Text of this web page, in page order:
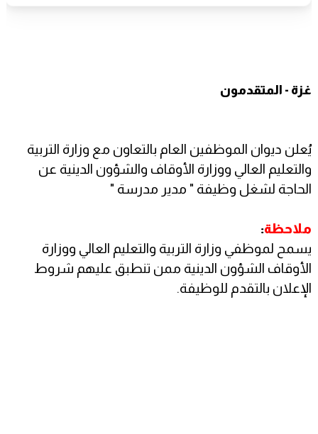
غزة - المتقدمون
يُعلن ديوان الموظفين العام بالتعاون مع وزارة التربية
والتعليم العالي ووزارة الأوقاف والشؤون الدينية عن
الحاجة لشغل وظيفة " مدير مدرسة "
ملاحظة:
يسمح لموظفي وزارة التربية والتعليم العالي ووزارة
الأوقاف الشؤون الدينية ممن تنطبق عليهم شروط
الإعلان بالتقدم للوظيفة.